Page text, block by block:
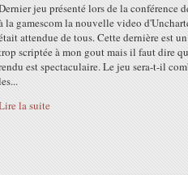
jeu présenté lors de la conférence
la gamescom la nouvelle video
attendue de tous. Cette dernière est
scriptée à mon gout mais il faut dire
est spectaculaire. Le jeu sera-t-il
la suite